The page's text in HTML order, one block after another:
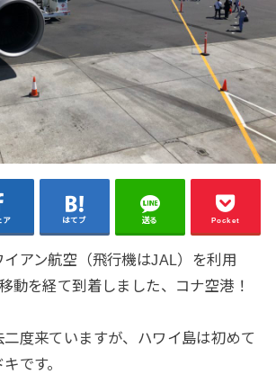
ア はてブ 送る Pocket
アン航空（飛行機はJAL）を利用
動を経て到着しました、コナ空港！
度来ていますが、ハワイ島は初めて
です。